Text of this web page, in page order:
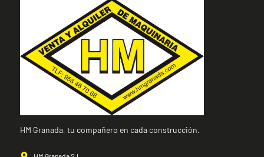
HM Granada, tu compañero en cada construcción.